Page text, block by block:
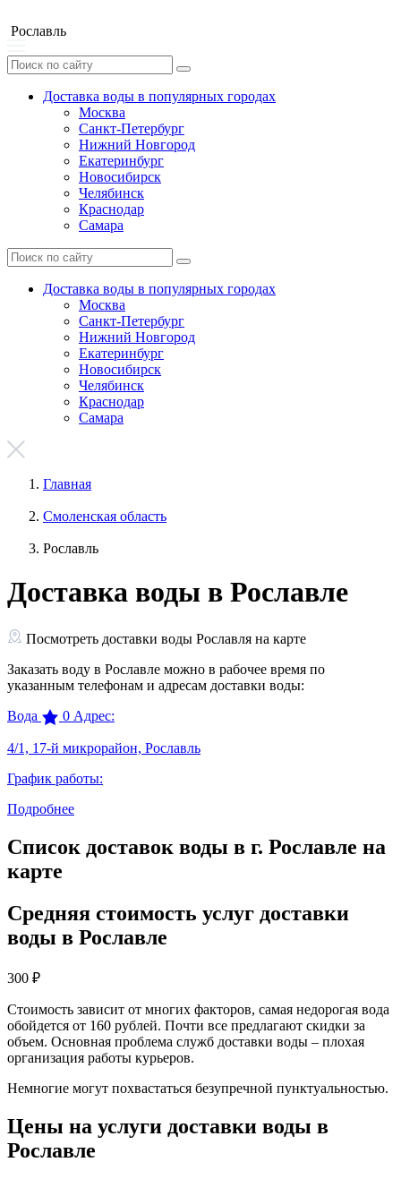
Рославль
Доставка воды в популярных городах
Москва
Санкт-Петербург
Нижний Новгород
Екатеринбург
Новосибирск
Челябинск
Краснодар
Самара
Доставка воды в популярных городах
Москва
Санкт-Петербург
Нижний Новгород
Екатеринбург
Новосибирск
Челябинск
Краснодар
Самара
Главная
Смоленская область
Рославль
Доставка воды в Рославле
Посмотреть доставки воды Рославля на карте
Заказать воду в Рославле можно в рабочее время по
указанным телефонам и адресам доставки воды:
Вода
0 Адрес:
4/1, 17-й микрорайон, Рославль
График работы:
Подробнее
Список доставок воды в г. Рославле на
карте
Средняя стоимость услуг доставки
воды в Рославле
300 ₽
Стоимость зависит от многих факторов, самая недорогая вода
обойдется от 160 рублей. Почти все предлагают скидки за
объем. Основная проблема служб доставки воды – плохая
организация работы курьеров.
Немногие могут похвастаться безупречной пунктуальностью.
Цены на услуги доставки воды в
Рославле